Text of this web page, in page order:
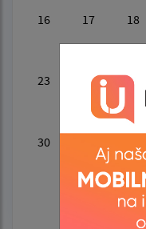
16 17 18
23 24 25
30